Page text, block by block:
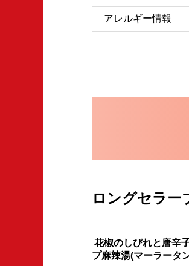
アレルギー情報
ロングセラー
花椒のしびれと唐辛
プ麻辣湯(マーラータ